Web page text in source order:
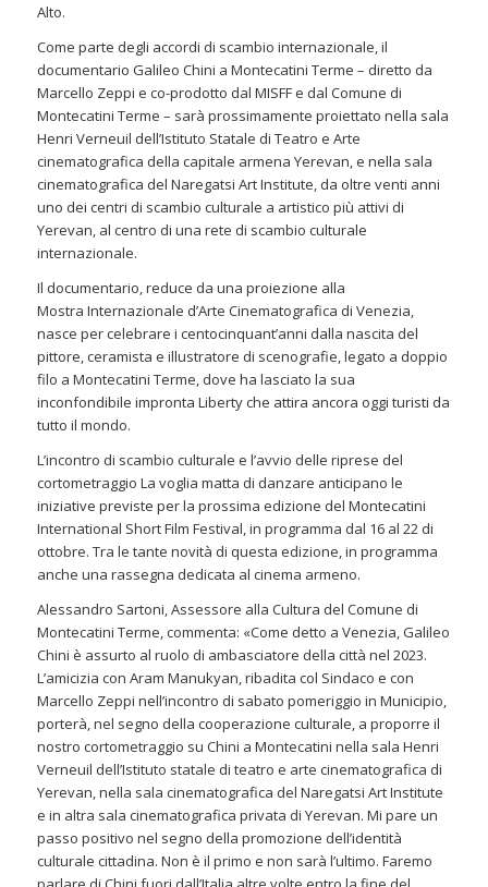
Alto.
Come parte degli accordi di scambio internazionale, il
documentario Galileo Chini a Montecatini Terme – diretto da
Marcello Zeppi e co-prodotto dal MISFF e dal Comune di
Montecatini Terme – sarà prossimamente proiettato nella sala
Henri Verneuil dell’Istituto Statale di Teatro e Arte
cinematografica della capitale armena Yerevan, e nella sala
cinematografica del Naregatsi Art Institute, da oltre venti anni
uno dei centri di scambio culturale a artistico più attivi di
Yerevan, al centro di una rete di scambio culturale
internazionale.
Il documentario, reduce da una proiezione alla
Mostra Internazionale d’Arte Cinematografica di Venezia,
nasce per celebrare i centocinquant’anni dalla nascita del
pittore, ceramista e illustratore di scenografie, legato a doppio
filo a Montecatini Terme, dove ha lasciato la sua
inconfondibile impronta Liberty che attira ancora oggi turisti da
tutto il mondo.
L’incontro di scambio culturale e l’avvio delle riprese del
cortometraggio La voglia matta di danzare anticipano le
iniziative previste per la prossima edizione del Montecatini
International Short Film Festival, in programma dal 16 al 22 di
ottobre. Tra le tante novità di questa edizione, in programma
anche una rassegna dedicata al cinema armeno.
Alessandro Sartoni, Assessore alla Cultura del Comune di
Montecatini Terme, commenta: «Come detto a Venezia, Galileo
Chini è assurto al ruolo di ambasciatore della città nel 2023.
L’amicizia con Aram Manukyan, ribadita col Sindaco e con
Marcello Zeppi nell’incontro di sabato pomeriggio in Municipio,
porterà, nel segno della cooperazione culturale, a proporre il
nostro cortometraggio su Chini a Montecatini nella sala Henri
Verneuil dell’Istituto statale di teatro e arte cinematografica di
Yerevan, nella sala cinematografica del Naregatsi Art Institute
e in altra sala cinematografica privata di Yerevan. Mi pare un
passo positivo nel segno della promozione dell’identità
culturale cittadina. Non è il primo e non sarà l’ultimo. Faremo